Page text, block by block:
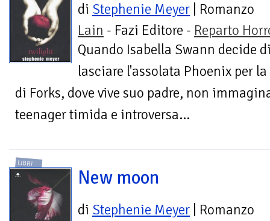
di Stephenie Meyer | Romanzo
Lain - Fazi Editore - Reparto
Quando Isabella Swann decide
lasciare l'assolata Phoenix per
di Forks, dove vive suo padre, non
teenager timida e introversa...
LIBRI
New moon
di Stephenie Meyer | Romanzo